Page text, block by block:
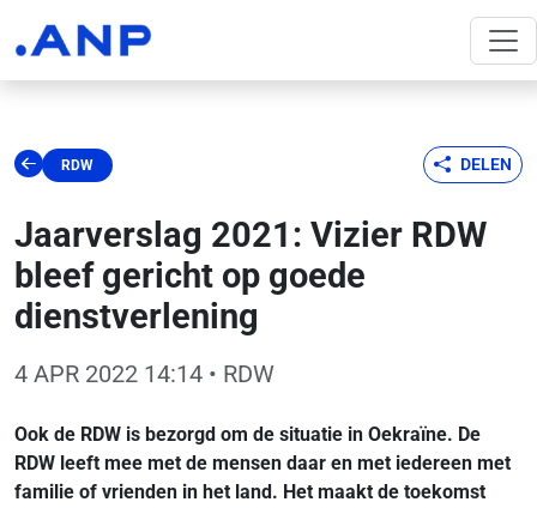
RDW DELEN
Jaarverslag 2021: Vizier RDW
bleef gericht op goede
dienstverlening
4 APR 2022 14:14 • RDW
Ook de RDW is bezorgd om de situatie in Oekraïne. De
RDW leeft mee met de mensen daar en met iedereen met
familie of vrienden in het land. Het maakt de toekomst